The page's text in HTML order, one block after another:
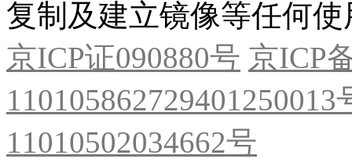
复制及建立镜像等任何使
京ICP证090880号 京ICP
11010502034662号